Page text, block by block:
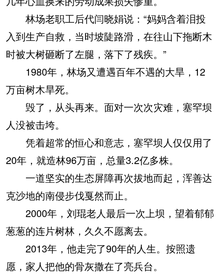
林场老职工后代闫晓娟说：“妈妈含着泪投
入到生产自救，当时坡陡路滑，在往山下拖断木
时被大树砸断了左腿，落下了残疾。”
1980年，林场又遭遇百年不遇的大旱，12
万亩树木旱死。
毁了，从头再来。面对一次次灾难，塞罕坝
人没被击垮。
凭着超常的恒心和意志，塞罕坝人仅仅用了
20年，就造林96万亩，总量3.2亿多株。
一道坚实的生态屏障再次拔地而起，浑善达
克沙地的南侵步伐戛然而止。
2000年，刘琨老人最后一次上坝，望着郁郁
葱葱的连片树林，久久不愿离去。
2013年，他走完了90年的人生。按照遗
愿，家人把他的骨灰撒在了亮兵台。